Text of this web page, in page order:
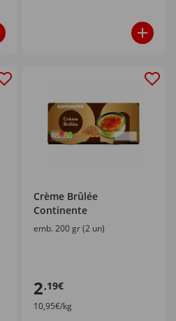
Crème Brûlée
Continente
emb. 200 gr (2 un)
2,19€
10,95€/kg